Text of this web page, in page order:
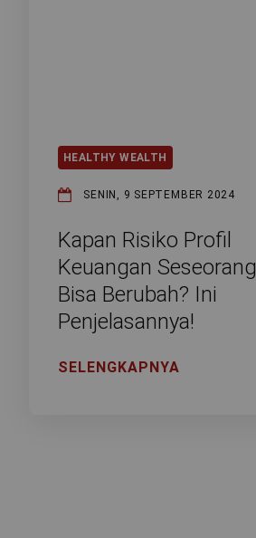
HEALTHY WEALTH
SENIN, 9 SEPTEMBER 2024
Kapan Risiko Profil
Keuangan Seseorang
Bisa Berubah? Ini
Penjelasannya!
SELENGKAPNYA